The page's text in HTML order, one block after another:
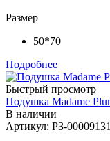
Размер
50*70
Подробнее
Быстрый просмотр
Подушка Madame
В наличии
Артикул: РЗ-00009131